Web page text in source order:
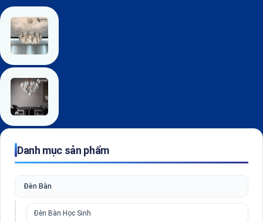
Danh mục sản phẩm
Đèn Bàn
Đèn Bàn Học Sinh